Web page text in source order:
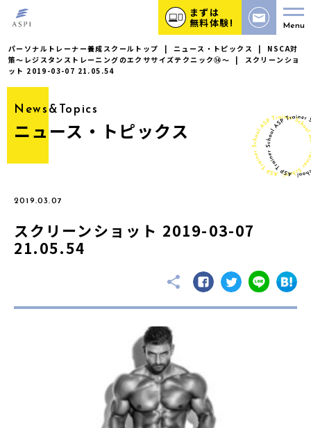
まずは
無料体験! Menu
パーソナルトレーナー養成スクールトップ | ニュース・トピックス |
NSCA対
策〜レジスタンストレーニングのエクササイズテクニック⑭〜
|
スクリーンショ
ット 2019-03-07 21.05.54
News&Topics
ニュース・トピックス
2019.03.07
スクリーンショット 2019-03-07
21.05.54